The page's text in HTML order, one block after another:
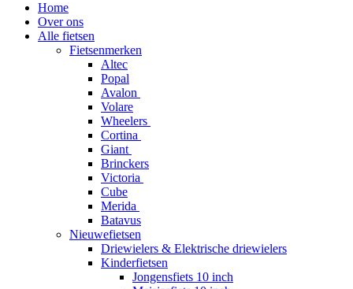
Home
Over ons
Alle fietsen
Fietsenmerken
Altec
Popal
Avalon
Volare
Wheelers
Cortina
Giant
Brinckers
Victoria
Cube
Merida
Batavus
Nieuwefietsen
Driewielers & Elektrische driewielers
Kinderfietsen
Jongensfiets 10 inch